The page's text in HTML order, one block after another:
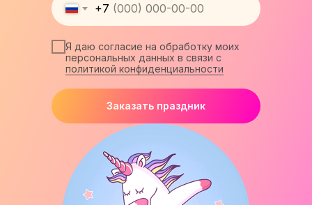
+7
Я даю согласие на обработку моих
персональных данных в связи с
политикой конфиденциальности
Заказать праздник